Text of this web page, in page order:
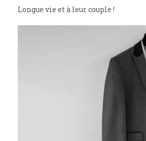
Longue vie et à leur couple !